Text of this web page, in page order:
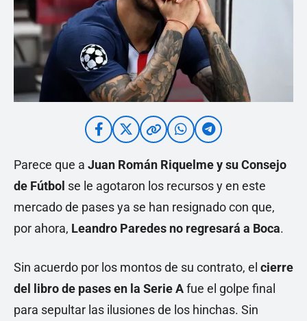
Parece que a Juan Román Riquelme y su Consejo
de Fútbol se le agotaron los recursos y en este
mercado de pases ya se han resignado con que,
por ahora, Leandro Paredes no regresará a Boca.
Sin acuerdo por los montos de su contrato, el cierre
del libro de pases en la Serie Afue el golpe final
para sepultar las ilusiones de los hinchas. Sin